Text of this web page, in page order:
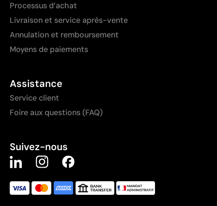
Processus d’achat
Livraison et service après-vente
Annulation et remboursement
Moyens de paiements
Assistance
Service client
Foire aux questions (FAQ)
Suivez-nous